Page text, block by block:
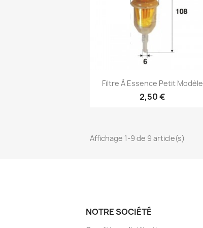
Aperçu rapide
Filtre À Essence Petit Modèle
2,50 €
Affichage 1-9 de 9 article(s)
NOTRE SOCIÉTÉ